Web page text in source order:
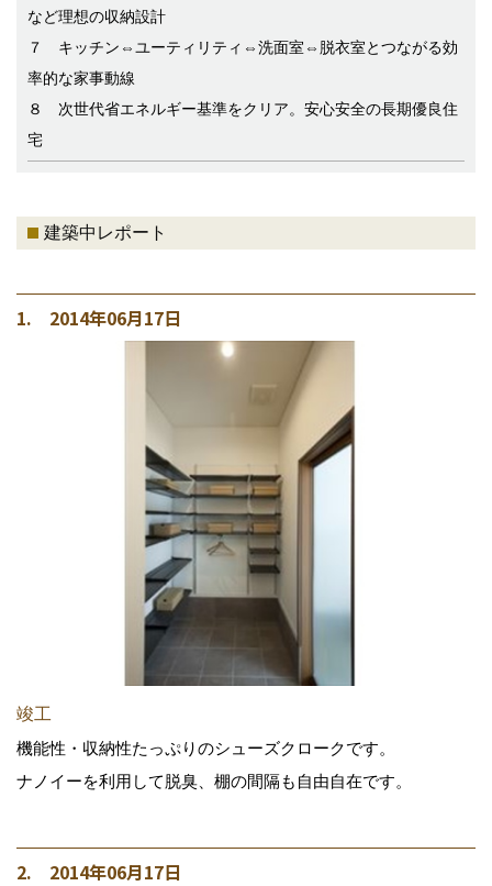
など理想の収納設計
７ キッチン⇔ユーティリティ⇔洗面室⇔脱衣室とつながる効
率的な家事動線
８ 次世代省エネルギー基準をクリア。安心安全の長期優良住
宅
建築中レポート
1. 2014年06月17日
竣工
機能性・収納性たっぷりのシューズクロークです。
ナノイーを利用して脱臭、棚の間隔も自由自在です。
2. 2014年06月17日